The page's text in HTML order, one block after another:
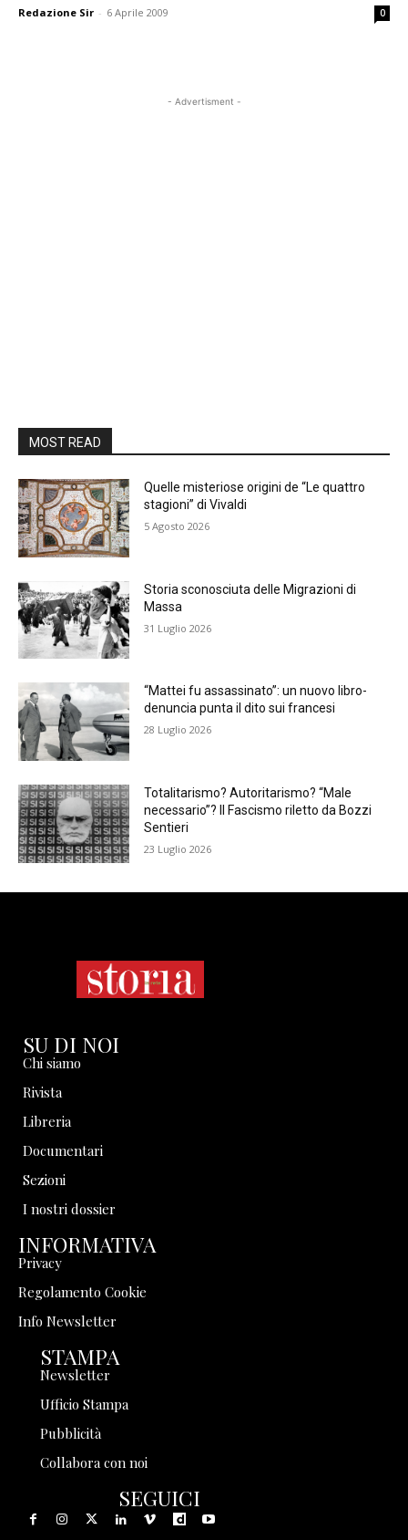
Redazione Sir - 6 Aprile 2009 0
- Advertisment -
MOST READ
Quelle misteriose origini de “Le quattro
stagioni” di Vivaldi
5 Agosto 2026
Storia sconosciuta delle Migrazioni di
Massa
31 Luglio 2026
“Mattei fu assassinato”: un nuovo libro-
denuncia punta il dito sui francesi
28 Luglio 2026
Totalitarismo? Autoritarismo? “Male
necessario”? Il Fascismo riletto da Bozzi
Sentieri
23 Luglio 2026
SU DI NOI
Chi siamo
Rivista
Libreria
Documentari
Sezioni
I nostri dossier
INFORMATIVA
Privacy
Regolamento Cookie
Info Newsletter
STAMPA
Newsletter
Ufficio Stampa
Pubblicità
Collabora con noi
SEGUICI